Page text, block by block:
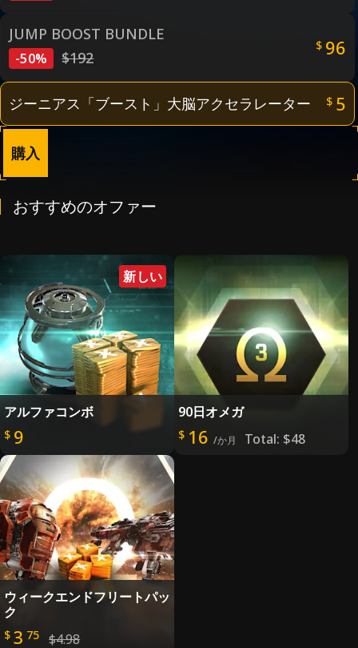
JUMP BOOST BUNDLE
-50% $192
$ 96
ジーニアス「ブースト」大脳アクセラレーター $ 5
購入
おすすめのオファー
新しい
アルファコンボ
$ 9
90日オメガ
$ 16 /か月 Total: $48
ウィークエンドフリートパッ
ク
$ 3 75 $4.98